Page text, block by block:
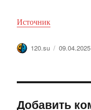
Источник
Автор
120.su 09.04.2025
Добавить